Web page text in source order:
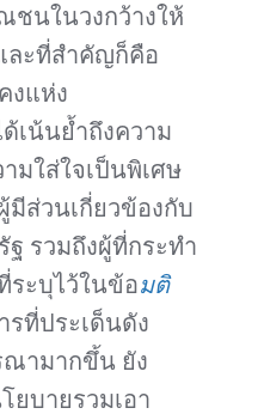
ชนในวงกว้างให้
ละที่สำคัญก็คือ
งแห่ง
เน้นย้ำถึงความ
มใส่ใจเป็นพิเศษ
ส่วนเกี่ยวข้องกับ
รวมถึงผู้ที่กระทำ
ระบุไว้ในข้อมติ
รที่ประเด็นดัง
ณามากขึ้น ยัง
ยบายรวมเอา